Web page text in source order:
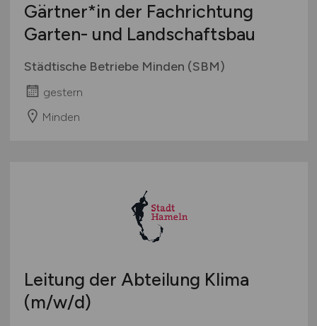
Gärtner*in der Fachrichtung
Garten- und Landschaftsbau
Städtische Betriebe Minden (SBM)
gestern
Minden
Leitung der Abteilung Klima
(m/w/d)